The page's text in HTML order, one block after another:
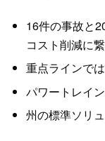
16件の事故と
コスト削減に
重点ラインで
パワートレイ
州の標準ソリ